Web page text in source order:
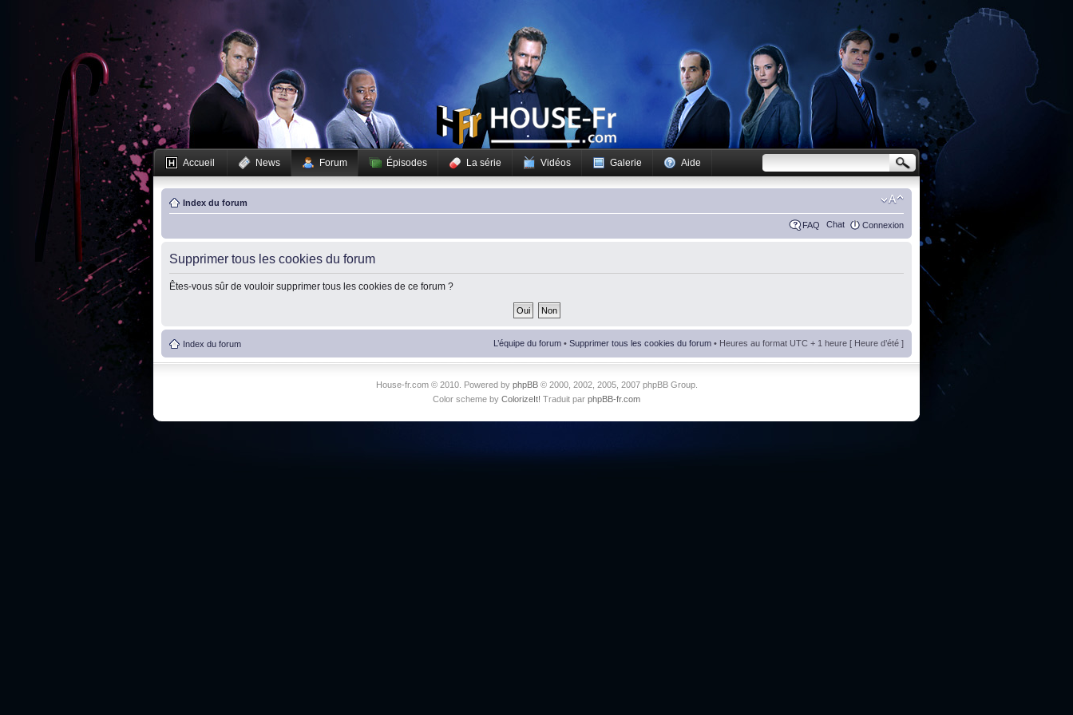
Accueil News Forum Épisodes La série Vidéos Galerie Aide
Index du forum
FAQ Chat Connexion
Supprimer tous les cookies du forum
Êtes-vous sûr de vouloir supprimer tous les cookies de ce forum ?
Index du forum L’équipe du forum • Supprimer tous les cookies du forum • Heures au format UTC + 1 heure [ Heure d’été ]
House-fr.com © 2010. Powered by phpBB© 2000, 2002, 2005, 2007 phpBB Group.
Color scheme by ColorizeIt! Traduit par phpBB-fr.com